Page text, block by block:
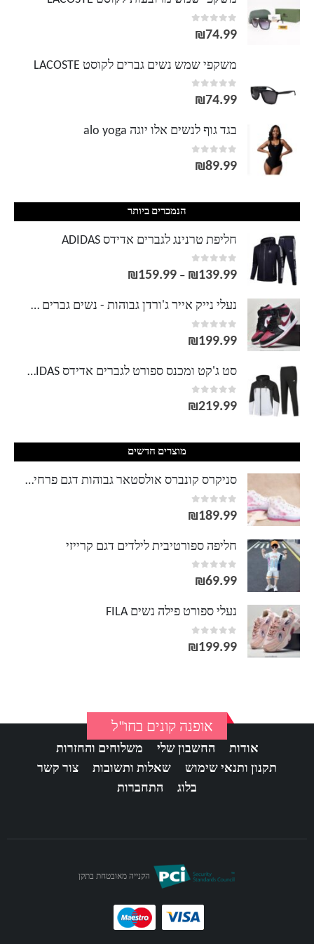
0
out of 5
₪74.99
משקפי שמש נשים גברים לקוסט LACOSTE
0
out of 5
₪74.99
בגד גוף לנשים אלו יוגה alo yoga
0
out of 5
₪89.99
הנמכרים ביותר
חליפת טרנינג לגברים אדידס ADIDAS
0
out of 5
₪139.99
–
₪159.99
נעלי נייק אייר ג'ורדן גבוהות - נשים גברים NIKE AIR JORDAN
0
out of 5
₪199.99
סט ג'קט ומכנס ספורט לגברים אדידס ADIDAS
0
out of 5
₪219.99
מוצרים חדשים
סניקרס קונברס אולסטאר גבוהות דגם פרחים CONVERSE ALL STAR
0
out of 5
₪189.99
חליפה ספורטיבית לילדים דגם קרייזי
0
out of 5
₪69.99
נעלי ספורט פילה נשים FILA
0
out of 5
₪199.99
אופנה קונים בחו"ל
אודות החשבון שלי
משלוחים והחזרות
תקנון ותנאי שימוש
שאלות ותשובות
צור קשר
בלוג
התחברות
הקנייה מאובטחת בתקן